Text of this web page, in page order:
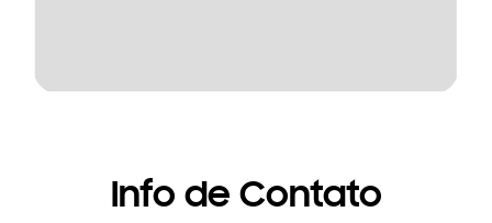
Info de Contato